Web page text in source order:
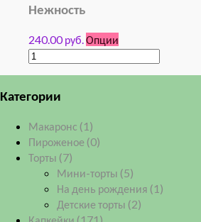
Нежность
240.00 руб. Опции
Категории
Макаронс (1)
Пироженое (0)
Торты (7)
Мини-торты (5)
На день рождения (1)
Детские торты (2)